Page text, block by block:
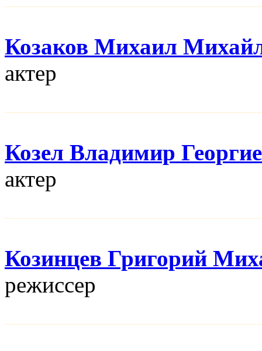
Козаков Михаил
актер
Козел Владимир
актер
Козинцев Григорий
режисcер